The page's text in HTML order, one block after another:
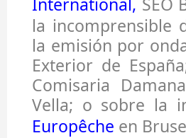
la incomprensible
la emisión por
Exterior de
Comisaria
Vella; o sobre la
Europêche en